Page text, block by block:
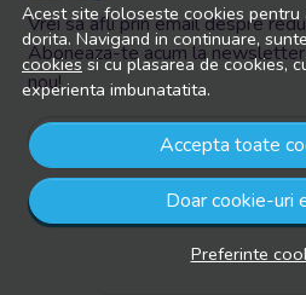
Acest site foloseste cookies
dorita. Navigand in continuare,
cookiessi cu plasarea de cookies,
experienta imbunatatita.
Accepta toate
Doar cookie-uri
Preferinte
Vrei sa afli prin email despre
Aboneaza-te acum la
nou!